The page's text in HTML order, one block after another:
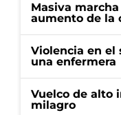
Masiva
aumento de la
Violencia en el
una enfermera
Vuelco de alto
milagro